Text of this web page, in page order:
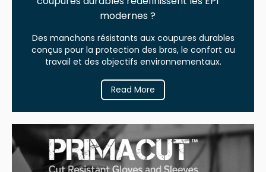
modernes ?
Des manchons résistants aux coupures durables
conçus pour la protection des bras, le confort au
travail et des objectifs environnementaux.
Read More